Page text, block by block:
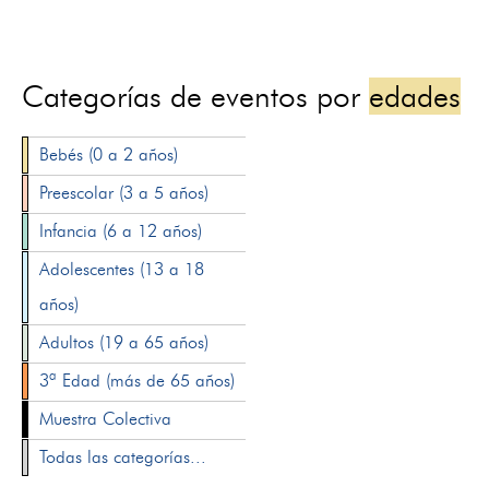
Categorías de eventos por edades
Bebés (0 a 2 años)
Preescolar (3 a 5 años)
Infancia (6 a 12 años)
Adolescentes (13 a 18
años)
Adultos (19 a 65 años)
3ª Edad (más de 65 años)
Muestra Colectiva
Todas las categorías...